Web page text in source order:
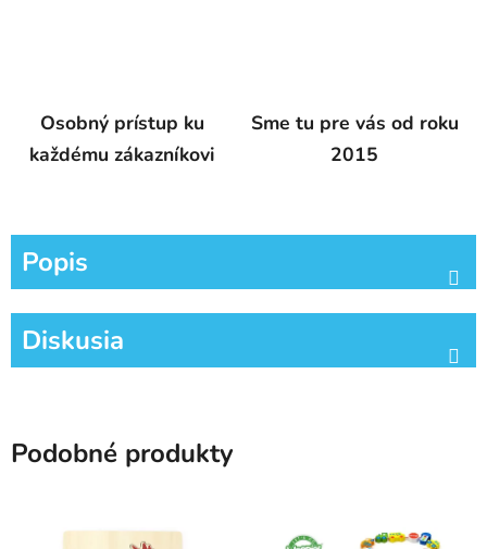
Osobný prístup ku
každému zákazníkovi
Sme tu pre vás od roku
2015
Popis
Diskusia
Podobné produkty